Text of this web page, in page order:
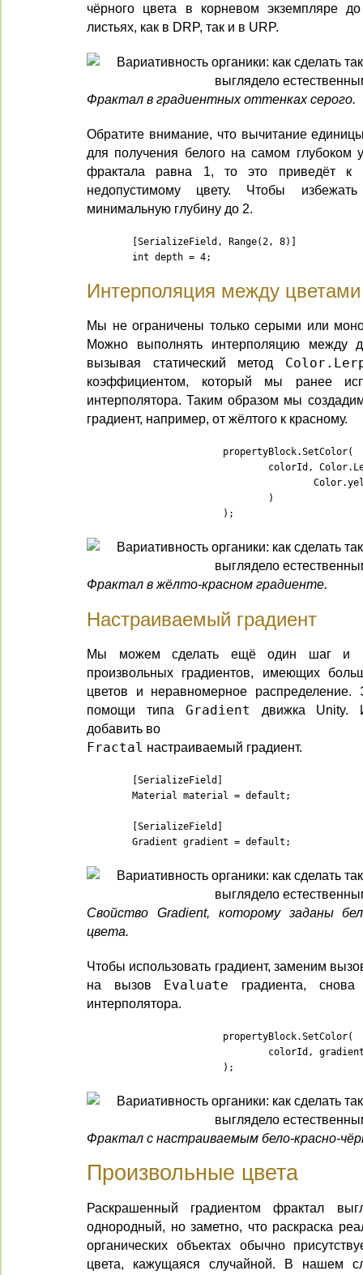
чёрного цвета в корневом экземпляре
листьях, как в DRP, так и в URP.
Фрактал в градиентных оттенках серого.
Обратите внимание, что вычитание
для получения белого на самом глубоком
фрактала равна 1, то это приведёт
недопустимому цвету. Чтобы
минимальную глубину до 2.
	int depth = 4;
Интерполяция между цветами
Мы не ограничены только серыми или
Можно выполнять интерполяцию между
вызывая статический метод
коэффициентом, который мы ранее
интерполятора. Таким образом мы
градиент, например, от жёлтого к красному.
			);
Фрактал в жёлто-красном градиенте.
Настраиваемый градиент
Мы можем сделать ещё один шаг и
произвольных градиентов, имеющих
цветов и неравномерное
помощи типа Gradient движка Unity.
добавить во
Fractal настраиваемый градиент.
	Gradient gradient = default;
Свойство Gradient, которому заданы
цвета.
Чтобы использовать градиент, заменим
на вызов Evaluate градиента,
интерполятора.
			);
Фрактал с настраиваемым бело-красно-
Произвольные цвета
Раскрашенный градиентом фрактал
однородный, но заметно, что раскраска
органических объектах обычно
цвета, кажущаяся случайной. В нашем